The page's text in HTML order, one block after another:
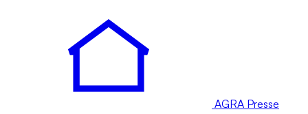
AGRA Presse